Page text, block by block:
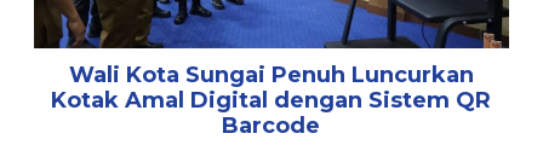
Wali Kota Sungai Penuh Luncurkan
Kotak Amal Digital dengan Sistem QR
Barcode